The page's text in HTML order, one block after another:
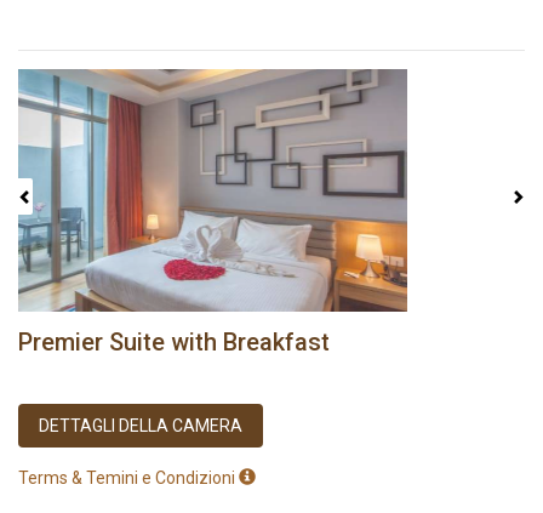
Previous
Premier Suite with Breakfast
DETTAGLI DELLA CAMERA
Terms & Temini e Condizioni